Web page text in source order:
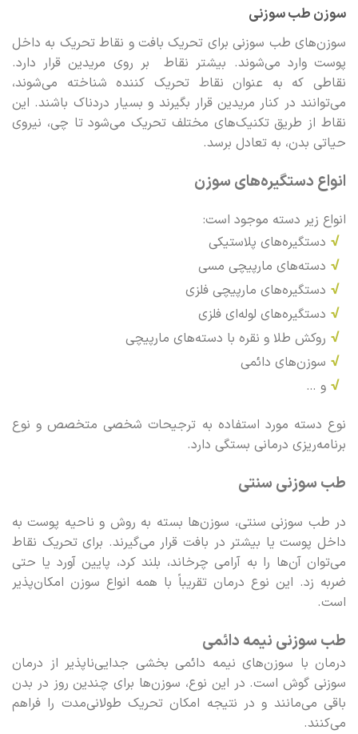
دارای
مختلفی
می
باشد.
گزینه
ها
ممکن
است
صفحه
شوند
سوزن طب سوزنی
سوزن‌های طب سوزنی برای تحریک بافت و نقاط تحریک به داخل
پوست وارد می‌شوند. بیشتر نقاط بر روی مریدین قرار دارد.
نقاطی که به عنوان نقاط تحریک کننده شناخته می‌شوند،
می‌توانند در کنار مریدین قرار بگیرند و بسیار دردناک باشند. این
نقاط از طریق تکنیک‌های مختلف تحریک می‌شود تا چی، نیروی
حیاتی بدن، به تعادل برسد.
انواع دستگیره‌های سوزن
انواع زیر دسته موجود است:
√ دستگیره‌های پلاستیکی
√ دسته‌های مارپیچی مسی
√ دستگیره‌های مارپیچی فلزی
√ دستگیره‌های لوله‌ای فلزی
√ روکش طلا و نقره‌ با دسته‌های مارپیچی
√ سوزن‌های دائمی
√ و …
نوع دسته مورد استفاده به ترجیحات شخصی متخصص و نوع
برنامه‌ریزی درمانی بستگی دارد.
طب سوزنی سنتی
در طب سوزنی سنتی، سوزن‌ها بسته به روش و ناحیه پوست به
داخل پوست یا بیشتر در بافت قرار می‌گیرند. برای تحریک نقاط
می‌توان آن‌ها را به آرامی چرخاند، بلند کرد، پایین آورد یا حتی
ضربه زد. این نوع درمان تقریباً با همه انواع سوزن امکان‌پذیر
است.
طب سوزنی نیمه دائمی
درمان با سوزن‌های نیمه دائمی بخشی جدایی‌ناپذیر از درمان
سوزنی گوش است. در این نوع، سوزن‌ها برای چندین روز در بدن
باقی می‌مانند و در نتیجه امکان تحریک طولانی‌مدت را فراهم
می‌کنند.